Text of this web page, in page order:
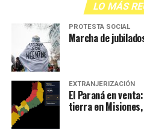
LO MÁS
PROTESTA SOCIAL
Marcha de
EXTRANJERIZACIÓN
El Paraná en
tierra en